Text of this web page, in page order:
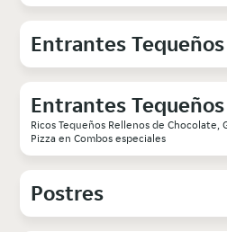
Entrantes
Entrantes
Ricos Tequeños Rellenos de Chocolate,
Pizza en Combos especiales
Postres